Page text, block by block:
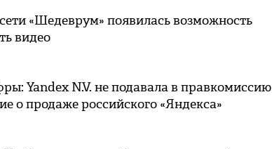
«Шедеврум» появилась возможность
видео
Yandex N.V. не подавала в правкомиссию
о продаже российского «Яндекса»